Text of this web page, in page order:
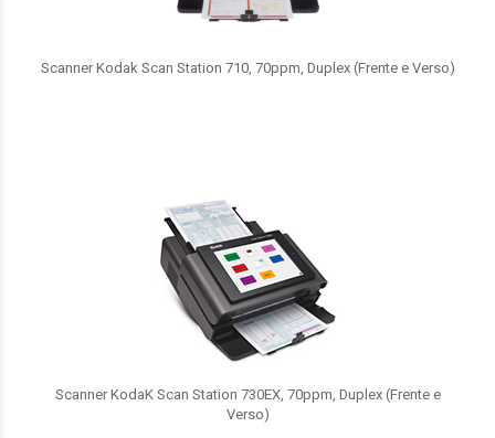
Scanner Kodak Scan Station 710, 70ppm, Duplex (Frente e Verso)
Scanner KodaK Scan Station 730EX, 70ppm, Duplex (Frente e
Verso)